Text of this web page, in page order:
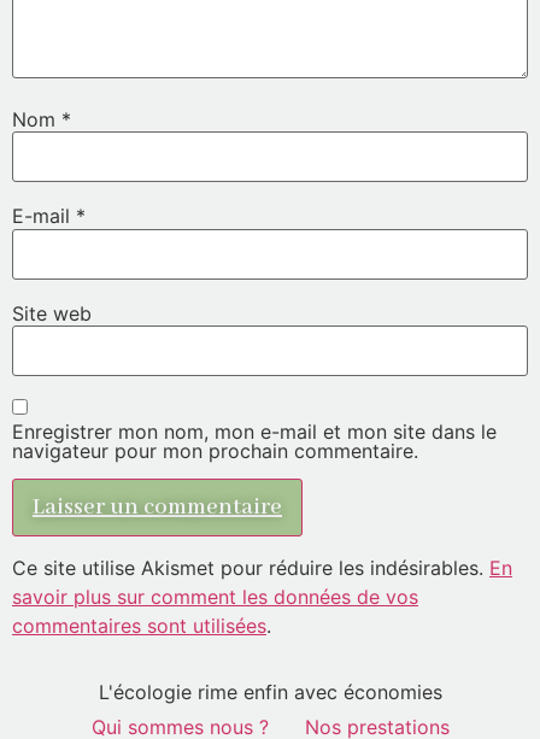
Nom *
E-mail *
Site web
Enregistrer mon nom, mon e-mail et mon site dans le
navigateur pour mon prochain commentaire.
Ce site utilise Akismet pour réduire les indésirables. En
savoir plus sur comment les données de vos
commentaires sont utilisées.
L'écologie rime enfin avec économies
Qui sommes nous ?
Nos prestations